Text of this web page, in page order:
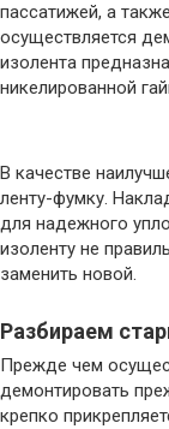
пассатижей, а
осуществляется
изолента
никелированной
В качестве
ленту-фумку.
для надежного
изоленту не
заменить новой.
Разбираем
Прежде чем
демонтировать
крепко